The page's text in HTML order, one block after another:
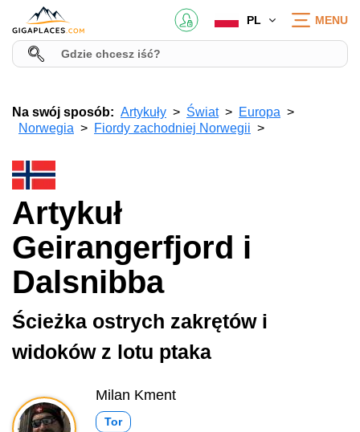
PL MENU
Na swój sposób: Artykuły Świat
Europa
Norwegia
Fiordy zachodniej Norwegii
Artykuł
Geirangerfjord i
Dalsnibba
Ścieżka ostrych zakrętów i
widoków z lotu ptaka
Milan Kment
Tor